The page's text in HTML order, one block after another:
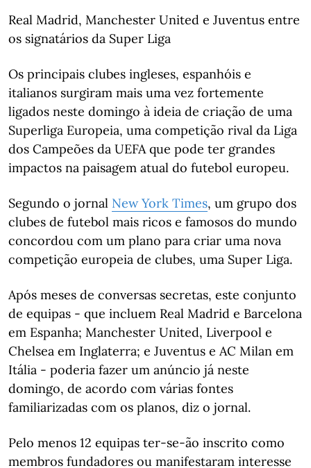
Real Madrid, Manchester United e Juventus entre
os signatários da Super Liga
Os principais clubes ingleses, espanhóis e
italianos surgiram mais uma vez fortemente
ligados neste domingo à ideia de criação de uma
Superliga Europeia, uma competição rival da Liga
dos Campeões da UEFA que pode ter grandes
impactos na paisagem atual do futebol europeu.
Segundo o jornal New York Times, um grupo dos
clubes de futebol mais ricos e famosos do mundo
concordou com um plano para criar uma nova
competição europeia de clubes, uma Super Liga.
Após meses de conversas secretas, este conjunto
de equipas - que incluem Real Madrid e Barcelona
em Espanha; Manchester United, Liverpool e
Chelsea em Inglaterra; e Juventus e AC Milan em
Itália - poderia fazer um anúncio já neste
domingo, de acordo com várias fontes
familiarizadas com os planos, diz o jornal.
Pelo menos 12 equipas ter-se-ão inscrito como
membros fundadores ou manifestaram interesse